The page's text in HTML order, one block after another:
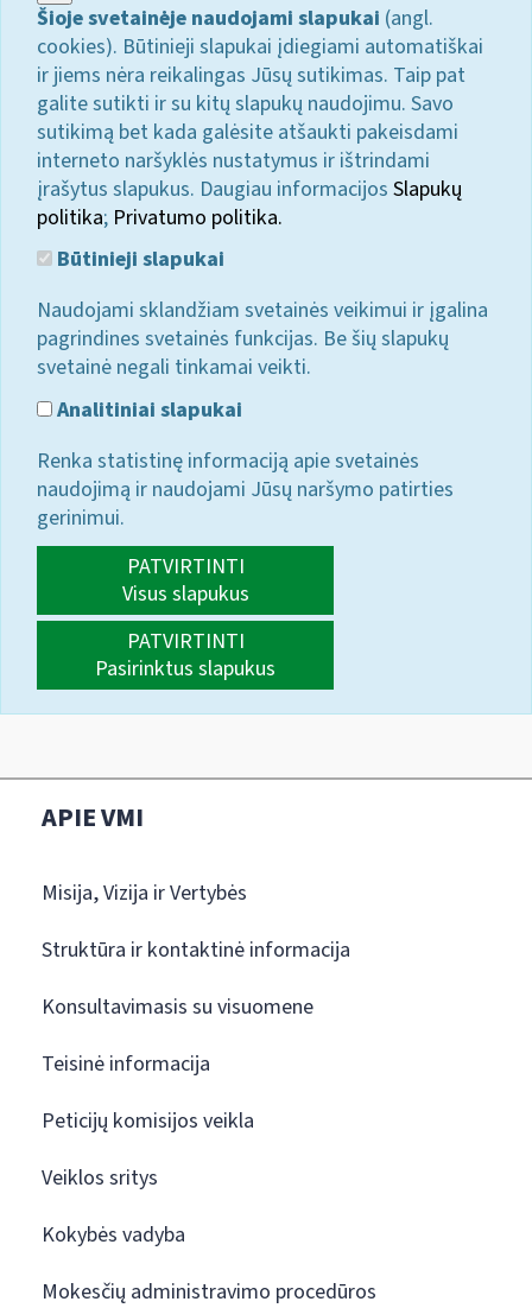
Šioje svetainėje naudojami slapukai (angl.
cookies). Būtinieji slapukai įdiegiami automatiškai
ir jiems nėra reikalingas Jūsų sutikimas. Taip pat
galite sutikti ir su kitų slapukų naudojimu. Savo
sutikimą bet kada galėsite atšaukti pakeisdami
interneto naršyklės nustatymus ir ištrindami
įrašytus slapukus. Daugiau informacijos Slapukų
politika; Privatumo politika.
Būtinieji slapukai
Naudojami sklandžiam svetainės veikimui ir įgalina
pagrindines svetainės funkcijas. Be šių slapukų
svetainė negali tinkamai veikti.
Analitiniai slapukai
Renka statistinę informaciją apie svetainės
naudojimą ir naudojami Jūsų naršymo patirties
gerinimui.
PATVIRTINTI
Visus slapukus
PATVIRTINTI
Pasirinktus slapukus
APIE VMI
Misija, Vizija ir Vertybės
Struktūra ir kontaktinė informacija
Konsultavimasis su visuomene
Teisinė informacija
Peticijų komisijos veikla
Veiklos sritys
Kokybės vadyba
Mokesčių administravimo procedūros